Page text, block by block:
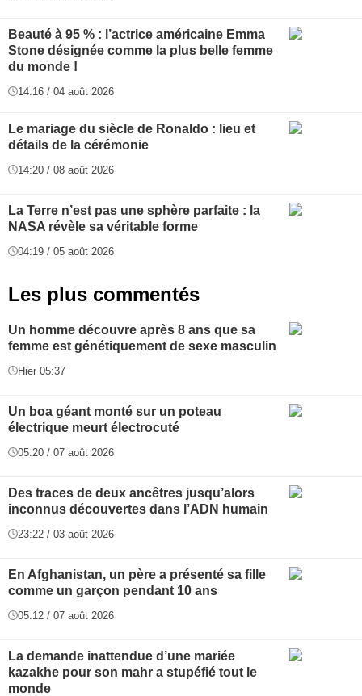
Beauté à 95 % : l’actrice américaine Emma
Stone désignée comme la plus belle femme
du monde !
14:16 / 04 août 2026
Le mariage du siècle de Ronaldo : lieu et
détails de la cérémonie
14:20 / 08 août 2026
La Terre n’est pas une sphère parfaite : la
NASA révèle sa véritable forme
04:19 / 05 août 2026
Les plus commentés
Un homme découvre après 8 ans que sa
femme est génétiquement de sexe masculin
Hier 05:37
Un boa géant monté sur un poteau
électrique meurt électrocuté
05:20 / 07 août 2026
Des traces de deux ancêtres jusqu’alors
inconnus découvertes dans l’ADN humain
23:22 / 03 août 2026
En Afghanistan, un père a présenté sa fille
comme un garçon pendant 10 ans
05:12 / 07 août 2026
La demande inattendue d’une mariée
kazakhe pour son mahr a stupéfié tout le
monde